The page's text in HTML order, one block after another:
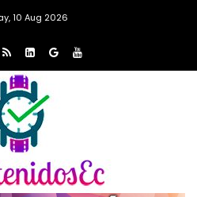
10 Aug 2026